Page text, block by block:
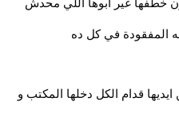
المفقودة في كل ده
قدام الكل دخلها المكتب و